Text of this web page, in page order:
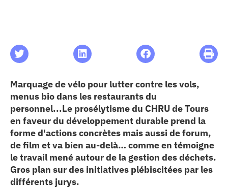
CHU
& patrimoine
écologique
Marquage de vélo pour lutter contre les vols,
menus bio dans les restaurants du
personnel...Le prosélytisme du CHRU de Tours
en faveur du développement durable prend la
forme d'actions concrètes mais aussi de forum,
de film et va bien au-delà… comme en témoigne
le travail mené autour de la gestion des déchets.
Gros plan sur des initiatives plébiscitées par les
différents jurys.